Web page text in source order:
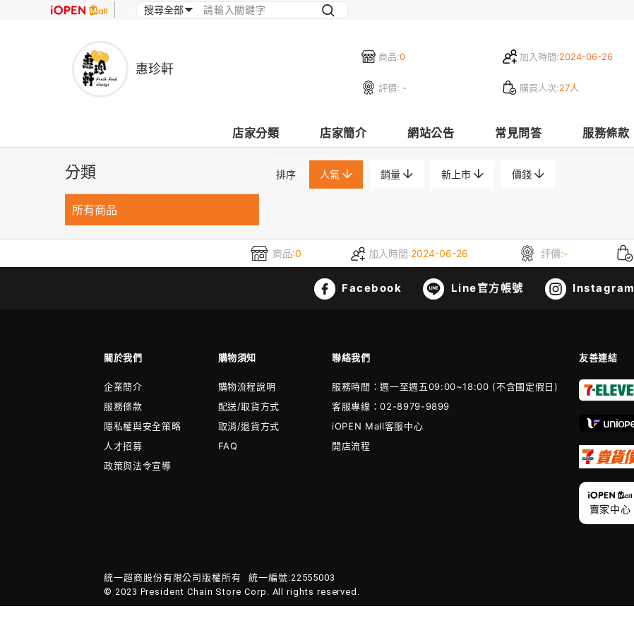
商品:0 加入時間:2024-06-26
評價: - 購買人次:27人
惠珍軒
店家分類 店家簡介 網站公告 常見問答 服務條款
分類
所有商品
排序 人氣 銷量 新上市 價錢
商品:0 加入時間:2024-06-26 評價:-
Facebook Line官方帳號 Instagram
關於我們 購物須知 聯絡我們 友善連結
企業簡介
服務條款
隱私權與安全策略
人才招募
政策與法令宣導
購物流程說明
配送/取貨方式
取消/退貨方式
FAQ
服務時間：週一至週五09:00~18:00 (不含國定假日)
客服專線：02-8979-9899
iOPEN Mall客服中心
開店流程
賣家中心
統一超商股份有限公司版權所有
統一編號:22555003
© 2023 President Chain Store Corp. All rights reserved.